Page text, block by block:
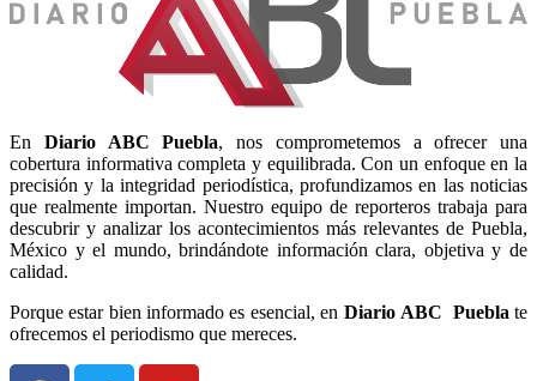
En Diario ABC Puebla, nos comprometemos a ofrecer una
cobertura informativa completa y equilibrada. Con un enfoque en la
precisión y la integridad periodística, profundizamos en las noticias
que realmente importan. Nuestro equipo de reporteros trabaja para
descubrir y analizar los acontecimientos más relevantes de Puebla,
México y el mundo, brindándote información clara, objetiva y de
calidad.
Porque estar bien informado es esencial, en Diario ABC Puebla te
ofrecemos el periodismo que mereces.